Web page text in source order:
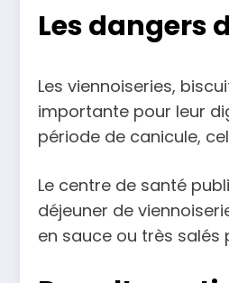
Les dangers
Les viennoiseries,
importante pour leur
période de canicule,
Le centre de santé
déjeuner de
en sauce ou très salés